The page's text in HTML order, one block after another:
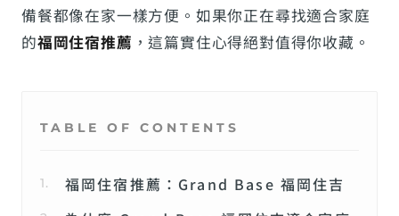
備餐都像在家一樣方便。如果你正在尋找適合家庭
的福岡住宿推薦 ，這篇實住心得絕對值得你收藏。
TABLE OF CONTENTS
福岡住宿推薦：Grand Base 福岡住吉